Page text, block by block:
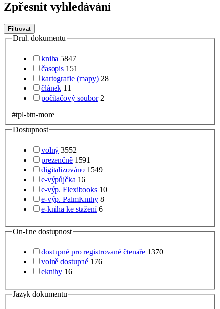
Zpřesnit vyhledávání
Filtrovat
Druh dokumentu
kniha 5847
časopis 151
kartografie (mapy) 28
článek 11
počítačový soubor 2
#tpl-btn-more
Dostupnost
volný 3552
prezenčně 1591
digitalizováno 1549
e-výpůjčka 16
e-výp. Flexibooks 10
e-výp. PalmKnihy 8
e-kniha ke stažení 6
On-line dostupnost
dostupné pro registrované čtenáře 1370
volně dostupné 176
eknihy 16
Jazyk dokumentu